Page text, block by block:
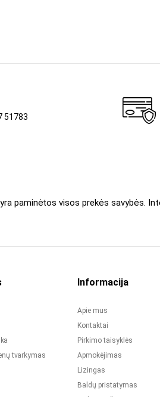
51783
paminėtos visos prekės savybės.
tvarkymas
Informacija
Apie mus
Kontaktai
Pirkimo taisyklės
Apmokėjimas
Lizingas
Baldų pristatymas